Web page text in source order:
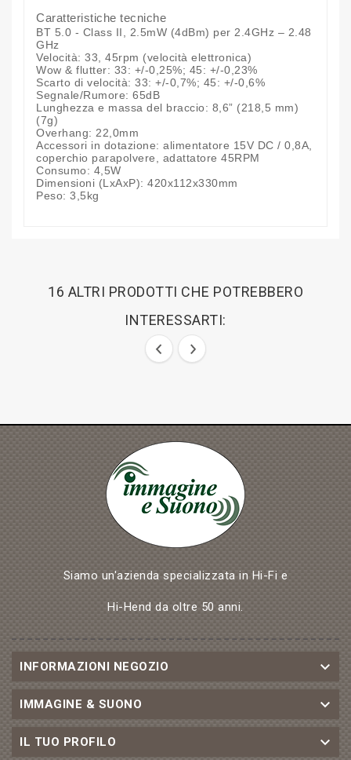
Caratteristiche tecniche
BT 5.0 - Class II, 2.5mW (4dBm) per 2.4GHz – 2.48
GHz
Velocità: 33, 45rpm (velocità elettronica)
Wow & flutter: 33: +/-0,25%; 45: +/-0,23%
Scarto di velocità: 33: +/-0,7%; 45: +/-0,6%
Segnale/Rumore: 65dB
Lunghezza e massa del braccio: 8,6” (218,5 mm)
(7g)
Overhang: 22,0mm
Accessori in dotazione: alimentatore 15V DC / 0,8A,
coperchio parapolvere, adattatore 45RPM
Consumo: 4,5W
Dimensioni (LxAxP): 420x112x330mm
Peso: 3,5kg
16 ALTRI PRODOTTI CHE POTREBBERO
INTERESSARTI:
Siamo un'azienda specializzata in Hi-Fi e
Hi-Hend da oltre 50 anni.
INFORMAZIONI NEGOZIO 
IMMAGINE & SUONO 
IL TUO PROFILO 